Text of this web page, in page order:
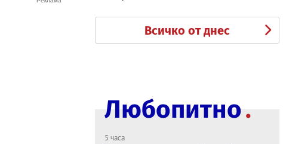
Всичко от днес
Любопитно
5 часа